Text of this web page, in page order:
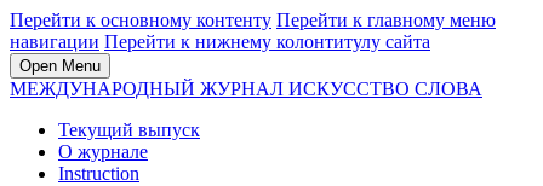
Перейти к основному контенту Перейти к главному меню
навигации Перейти к нижнему колонтитулу сайта
Open Menu
МЕЖДУНАРОДНЫЙ ЖУРНАЛ ИСКУССТВО СЛОВА
Текущий выпуск
О журнале
Instruction